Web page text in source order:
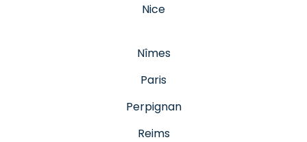
Nice
Nîmes
Paris
Perpignan
Reims